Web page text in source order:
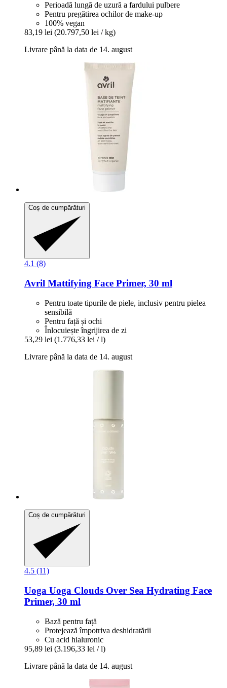
Perioadă lungă de uzură a fardului pulbere
Pentru pregătirea ochilor de make-up
100% vegan
83,19 lei (20.797,50 lei / kg)
Livrare până la data de 14. august
Coș de cumpărături
4.1 (8)
Avril Mattifying Face Primer, 30 ml
Pentru toate tipurile de piele, inclusiv pentru pielea
sensibilă
Pentru față și ochi
Înlocuiește îngrijirea de zi
53,29 lei (1.776,33 lei / l)
Livrare până la data de 14. august
Coș de cumpărături
4.5 (11)
Uoga Uoga Clouds Over Sea Hydrating Face
Primer, 30 ml
Bază pentru față
Protejează împotriva deshidratării
Cu acid hialuronic
95,89 lei (3.196,33 lei / l)
Livrare până la data de 14. august